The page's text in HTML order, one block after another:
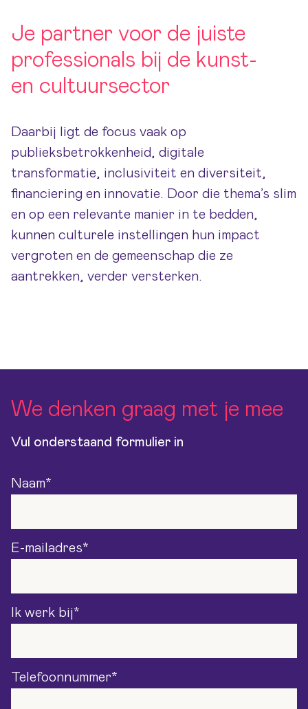
Je partner voor de juiste
professionals bij de kunst-
en cultuursector
Daarbij ligt de focus vaak op
publieksbetrokkenheid, digitale
transformatie, inclusiviteit en diversiteit,
financiering en innovatie. Door die thema’s slim
en op een relevante manier in te bedden,
kunnen culturele instellingen hun impact
vergroten en de gemeenschap die ze
aantrekken, verder versterken.
We denken graag met je mee
Vul onderstaand formulier in
Naam*
E-mailadres*
Ik werk bij*
Telefoonnummer*